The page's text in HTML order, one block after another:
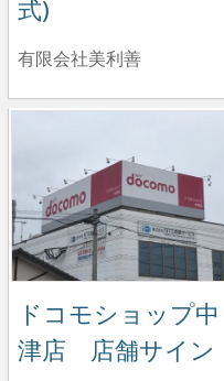
式)
有限会社美利善
ドコモショップ中
津店 店舗サイン